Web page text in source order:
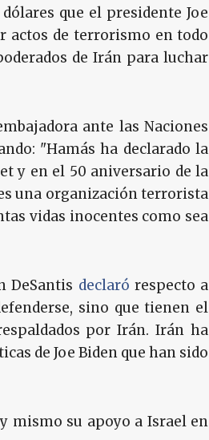
que el presidente Joe
actos de terrorismo en todo
de Irán para luchar
ante las Naciones
"Hamás ha declarado la
y en el 50 aniversario de la
una organización terrorista
vidas inocentes como sea
DeSantis declaró respecto a
sino que tienen el
por Irán. Irán ha
de Joe Biden que han sido
mismo su apoyo a Israel en